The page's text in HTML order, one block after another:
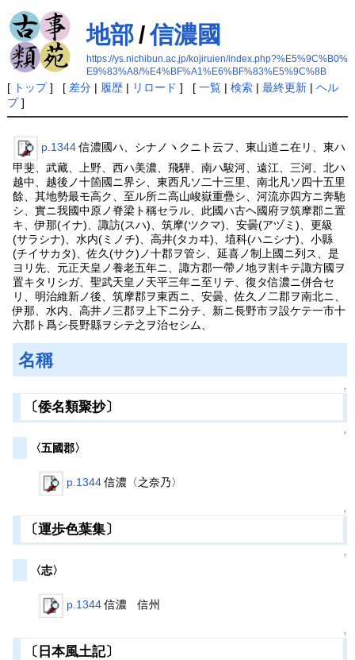
地部/信濃國
https://ys.nichibun.ac.jp/kojiruien/index.php?%E5%9C%B0%
E9%83%A8/%E4%BF%A1%E6%BF%83%E5%9C%8B
[ トップ] [ 差分| 履歴| リロード ] [ 一覧| 検索| 最終更新| ヘル
プ]
p.1344信濃國ハ、シナノヽクニト云フ、東山道ニ在リ、東ハ
甲斐、武藏、上野、西ハ美濃、飛騨、南ハ駿河、遠江、三河、北ハ
越中、越後ノ十箇國ニ界シ、東西凡ソ二十三里、南北凡ソ四十五里
餘、其地勢最モ高ク、至ル所ニ高山峻嶽重疊シ、河流亦四方ニ奔馳
シ、實ニ我國中原ノ脊梁ト稱セラル、此國ハ古ヘ國府ヲ筑摩郡ニ置
キ、伊那(イナ)、諏訪(スハ)、筑摩(ツクマ)、安曇(アヅミ)、更級
(サラシナ)、水内(ミノチ)、高井(タカヰ)、埴科(ハニシナ)、小縣
(チイサカタ)、佐久(サク)ノ十郡ヲ管シ、延喜ノ制上國ニ列ス、是
ヨリ先、元正天皇ノ養老五年ニ、諏方郡一帶ノ地ヲ割キテ諏方國ヲ
置キタリシガ、聖武天皇ノ天平三年ニ至リテ、復タ信濃ニ併合セ
リ、明治維新ノ後、筑摩郡ヲ東西ニ、安曇、佐久ノ二郡ヲ南北ニ、
伊那、水内、高井ノ三郡ヲ上下ニ分チ、新ニ長野市ヲ設ケテ一市十
六郡ト爲シ長野縣ヲシテ之ヲ治セシム、
名稱
↑
〔倭名類聚抄〕
↑
〈五國郡〉
p.1344信濃〈之奈乃〉
↑
〔運歩色葉集〕
↑
〈志〉
p.1344信濃 信州
↑
〔日本風土記〕